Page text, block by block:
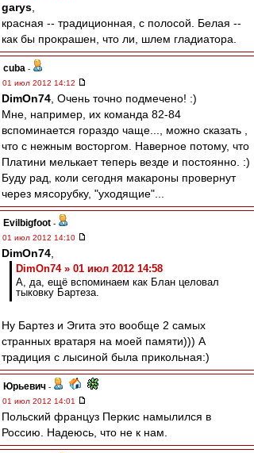
garys
красная -- традиционная, с полосой. Белая --
как бы прокрашен, что ли, шлем гладиатора.
cuba -
01 июл 2012 14:12
DimOn74 , Очень точно подмечено! :)
Мне, например, их команда 82-84
вспоминается гораздо чаще..., можно сказать ,
что с нежным восторгом. Наверное потому, что
Платини мелькает теперь везде и постоянно. :)
Буду рад, коли сегодня макароны провернут
через мясорубку, "уходящие"...
Evilbigfoot -
01 июл 2012 14:10
DimOn74
DimOn74 » 01 июл 2012 14:58
А, да, ещё вспоминаем как Блан целовал
тыковку Бартеза.
Ну Бартез и Эгита это вообще 2 самых
странных вратаря на моей памяти))) А
традиция с лысиной была прикольная:)
Юрьевич -
01 июл 2012 14:01
Польский француз Перкис намылился в
Россию. Надеюсь, что не к нам.